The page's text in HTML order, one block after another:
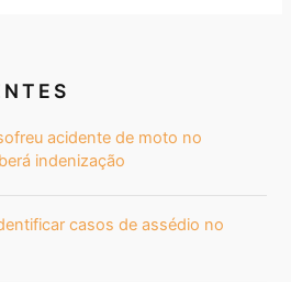
acidente de moto no
indenização
casos de assédio no